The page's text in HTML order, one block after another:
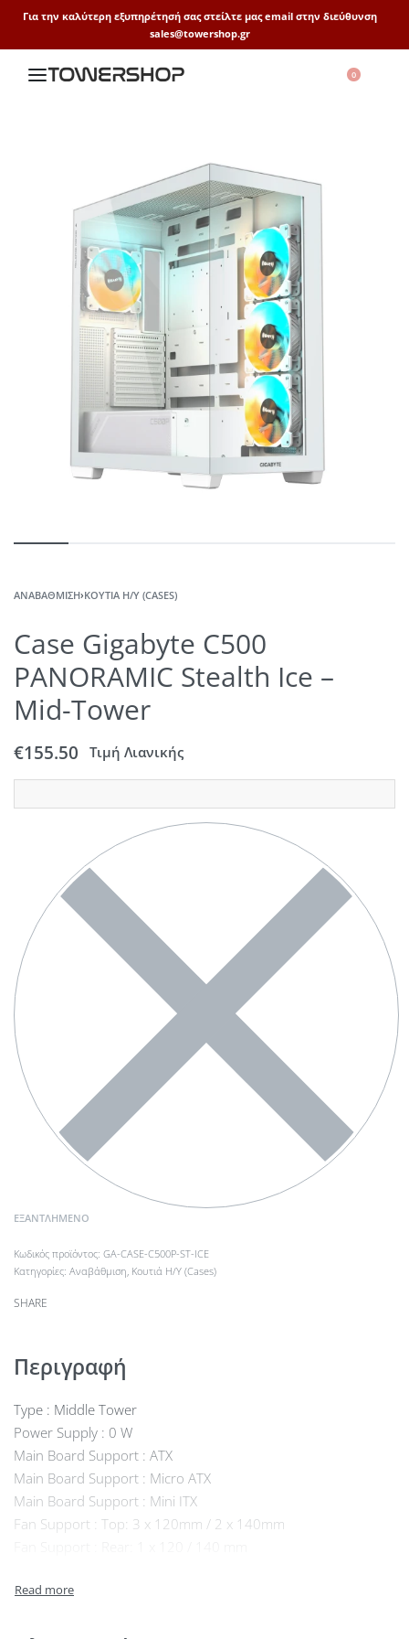
Για την καλύτερη εξυπηρέτησή σας στείλτε μας email στην διεύθυνση
sales@towershop.gr
0
ΑΝΑΒΆΘΜΙΣΗ›ΚΟΥΤΙΆ Η/Υ (CASES)
Case Gigabyte C500
PANORAMIC Stealth Ice –
Mid-Tower
€155.50 Τιμή Λιανικής
ΕΞΑΝΤΛΗΜΈΝΟ
GA-CASE-C500P-ST-ICE
Κατηγορίες: Αναβάθμιση, Κουτιά Η/Υ (Cases)
SHARE
Περιγραφή
Type : Middle Tower
Power Supply : 0 W
Main Board Support : ATX
Main Board Support : Micro ATX
Main Board Support : Mini ITX
Fan Support : Top: 3 x 120mm / 2 x 140mm
Fan Support : Bottom: 3 x 120 mm